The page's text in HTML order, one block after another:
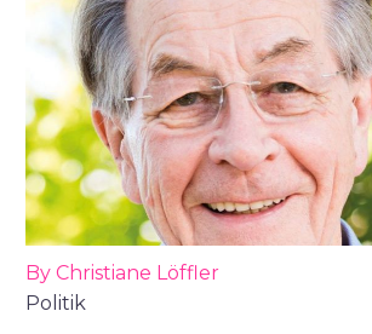
By Christiane Löffler
Politik